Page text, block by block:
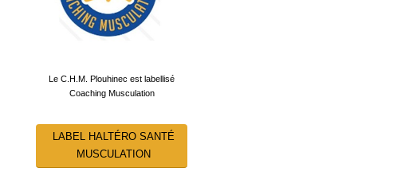
Le C.H.M. Plouhinec est labellisé
Coaching Musculation
LABEL HALTÉRO SANTÉ
MUSCULATION